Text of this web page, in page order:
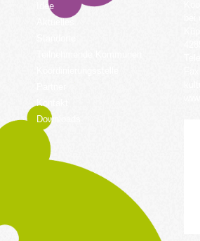
Idee
Kontakt
Downloads